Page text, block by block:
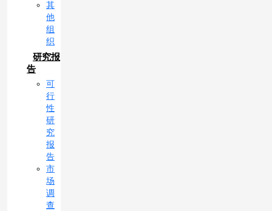
其
他
组
织
研究报
告
可
行
性
研
究
报
告
市
场
调
查